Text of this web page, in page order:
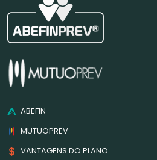
ABEFIN
MUTUOPREV
VANTAGENS DO PLANO